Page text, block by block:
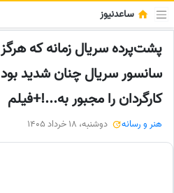
ساعدنیوز
پشت‌پرده سریال زمانه که
سانسور سریال چنان شدید
کارگردان را مجبور به...!+فیلم
هنر و رسانه دوشنبه، 18 خرداد 1405